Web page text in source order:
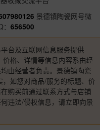
景德镇陶瓷网号微
656500
台及互联网信息服务提供
格、详情等信息内容系由经
由经营者负责。景德镇陶瓷
如您对商品/服务的标题、价
购买前通过联系方式与店铺
违法/侵权信息，请立即向景